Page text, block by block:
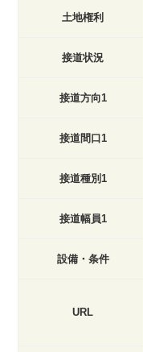
土地権利
接道状況
接道方向1
接道間口1
接道種別1
接道幅員1
設備・条件
URL